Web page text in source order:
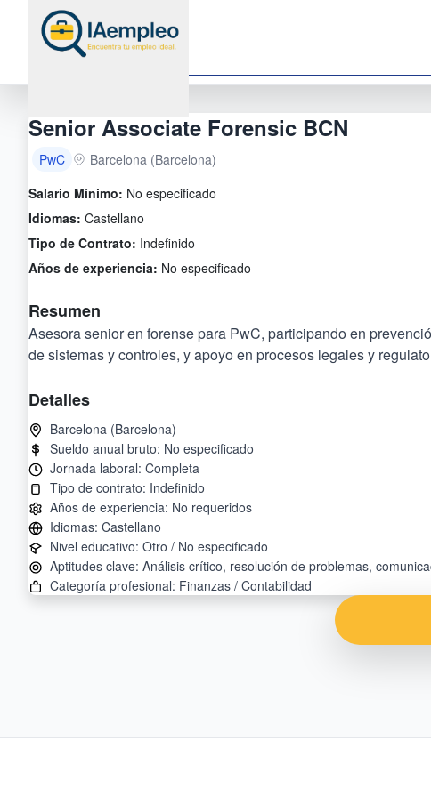
Senior Associate Forensic BCN
PwC Barcelona (Barcelona)
Salario Mínimo: No especificado
Idiomas: Castellano
Tipo de Contrato: Indefinido
Años de experiencia: No especificado
Resumen
Asesora senior en forense para PwC, participando en
de sistemas y controles, y apoyo en procesos legales y
Detalles